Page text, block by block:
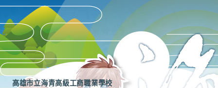
高雄市立海青高級工商職業學校